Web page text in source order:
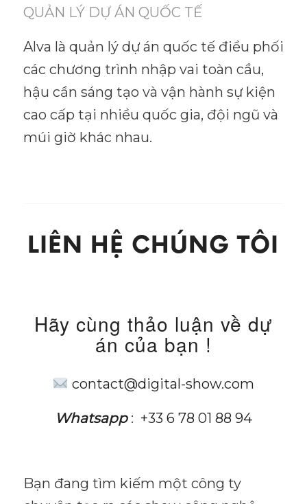
QUẢN LÝ DỰ ÁN QUỐC TẾ
Alva là quản lý dự án quốc tế điều phối
các chương trình nhập vai toàn cầu,
hậu cần sáng tạo và vận hành sự kiện
cao cấp tại nhiều quốc gia, đội ngũ và
múi giờ khác nhau.
LIÊN HỆ CHÚNG TÔI
Hãy cùng thảo luận về dự
án của bạn !
contact@digital-show.com
Whatsapp: +33 6 78 01 88 94
Bạn đang tìm kiếm một công ty